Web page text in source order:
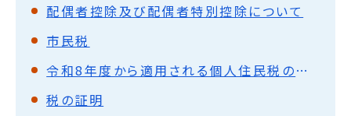
配偶者控除及び配偶者特別控除について
市民税
令和8年度から適用される個人住民税の主な税制改正
税の証明